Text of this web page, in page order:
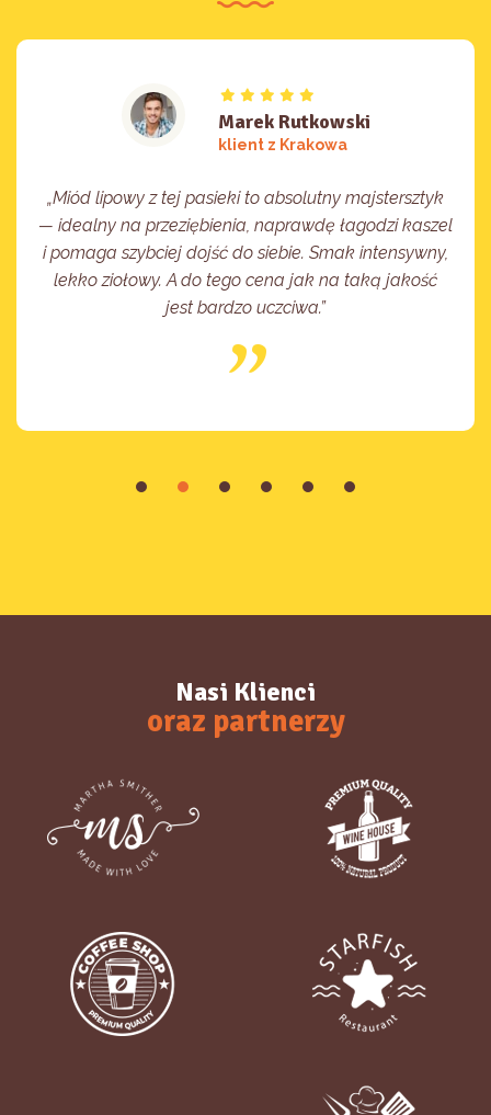
Marek Rutkowski
klient z Krakowa
„Miód lipowy z tej pasieki to absolutny majstersztyk
— idealny na przeziębienia, naprawdę łagodzi kaszel
i pomaga szybciej dojść do siebie. Smak intensywny,
lekko ziołowy. A do tego cena jak na taką jakość
jest bardzo uczciwa.”
Nasi Klienci
oraz partnerzy